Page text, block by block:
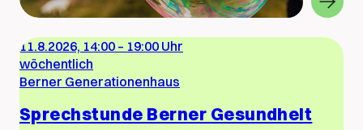
11.8.2026, 14:00 – 19:00 Uhr
wöchentlich
Berner Generationenhaus
Sprechstunde Berner Gesundheit